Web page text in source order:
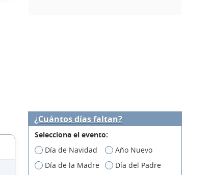
¿Cuántos días faltan?
Selecciona el evento:
Día de Navidad
Año Nuevo
Día de la Madre
Día del Padre